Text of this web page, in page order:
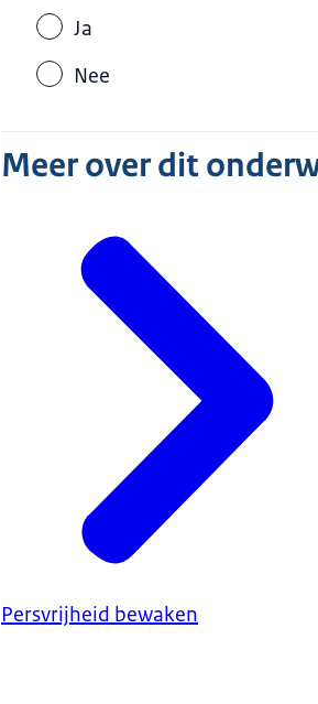
Ja
Nee
Meer over dit
Persvrijheid bewaken